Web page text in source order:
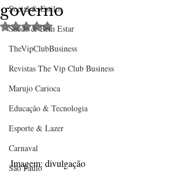
Social & Estilos
Saúde & Bem Estar
TheVipClubBusiness
Revistas The Vip Club Business
Marujo Carioca
Educação & Tecnologia
Esporte & Lazer
Carnaval
São Paulo
governo
Avaliado com NaN de 5 estrelas.
Imagem: divulgação